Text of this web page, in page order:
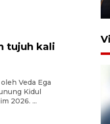
tujuh kali
Veda Ega
Kidul
2026. ...